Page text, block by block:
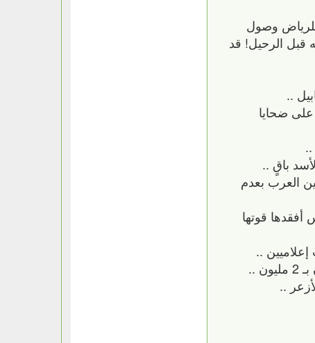
وصول
قبل الرحيل! قد
..
ضحايا
..
باقٍ ..
العرب بعدم
أفقدها قوتها
..
..